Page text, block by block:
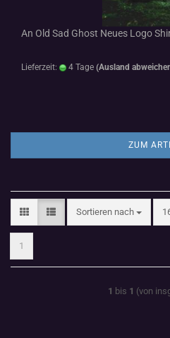
An Old Sad Ghost Neues Logo
Lieferzeit: 4 Tage (Ausland
ZUM
Sortieren nach
Sortieren nach
1
1 bis 1 (von